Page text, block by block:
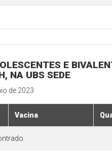
E
NA UBS SEDE
de 2023
Vacina